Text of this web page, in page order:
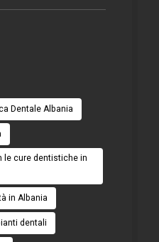
Dentale Albania
le cure dentistiche in
in Albania
dentali